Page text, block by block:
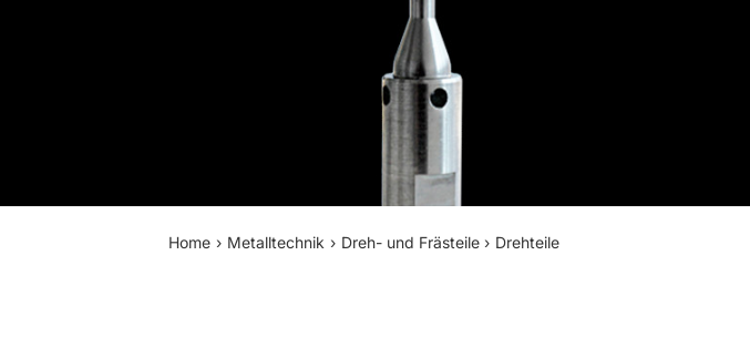
Home Metalltechnik Dreh- und Frästeile Drehteile